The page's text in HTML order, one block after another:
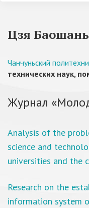
Цзя Баошань
Чанчуньский
технических наук,
Журнал
Analysis of the
science and
universities and the
Research on the
information system